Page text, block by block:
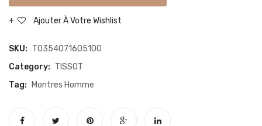
Ajouter À Votre Wishlist
SKU: T0354071605100
Category: TISSOT
Tag:
Montres Homme